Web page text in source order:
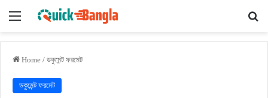
Menu
Home / ডকুমেন্ট ফরমেট
ডকুমেন্ট ফরমেট